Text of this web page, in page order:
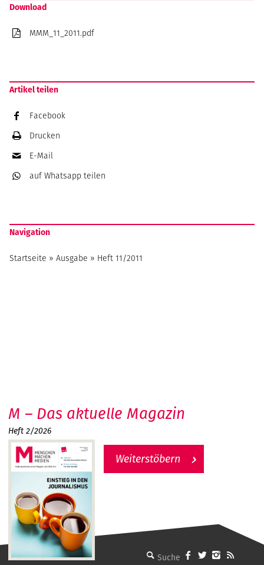
Download
MMM_11_2011.pdf
Artikel teilen
Facebook
Drucken
E-Mail
auf Whatsappteilen
Navigation
Startseite »Ausgabe » Heft 11/2011
MMM - Menschen machen Medien
M – Das aktuelle Magazin
Heft 2/2026
Weiterstöbern